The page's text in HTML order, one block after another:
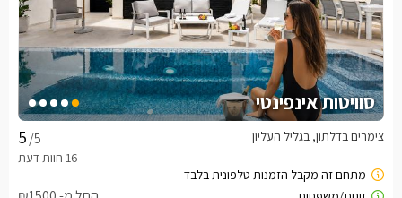
סוויטות אינפינטי
/5 צימרים בדלתון, בגליל העליון